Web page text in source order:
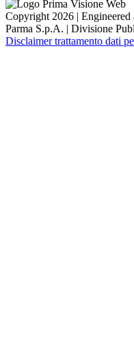
Copyright 2026 |
Parma S.p.A. | Divisione
Disclaimer trattamento dati